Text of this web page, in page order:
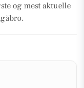
og mest aktuelle